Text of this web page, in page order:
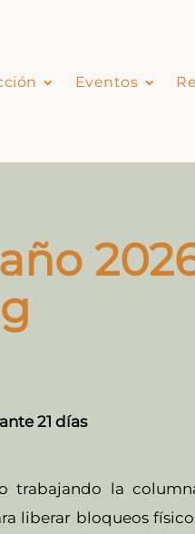
Eventos
21 días
trabajando la
liberar bloqueos